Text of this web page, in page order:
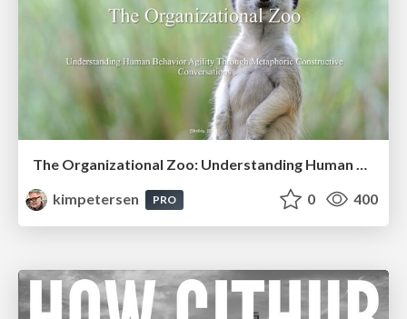
The Organizational Zoo: Understanding Human Behavior Agility Through Metaphoric Constructive Conversations (based on the works of Arthur Shelley, Ph.D)
kimpetersen
PRO 0 400